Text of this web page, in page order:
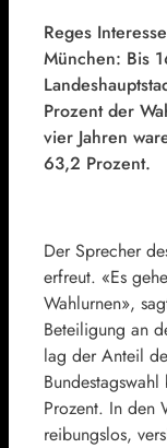
Reges
München: Bis
Prozent der
vier Jahren
63,2 Prozent.
Der Sprecher
erfreut. «Es
Wahlurnen»,
Beteiligung an
lag der Anteil
Prozent. In den
reibungslos,